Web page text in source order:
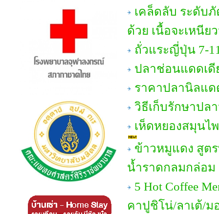
เคล็ดลับ ระดับ
ด้วย เนื้อจะเหนีย
ถั่วแระญี่ปุ่น 7-
ปลาช่อนแดดเดี
ราคาปลานิลแด
วิธีเก็บรักษาปล
เห็ดหยองสมุนไ
ข้าวหมูแดง สูต
น้ำราดกลมกล่อม
5 Hot Coffee
คาปูชิโน่/ลาเต้/ม